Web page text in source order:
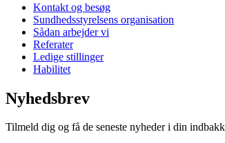
Kontakt og besøg
Sundhedsstyrelsens organisation
Sådan arbejder vi
Referater
Ledige stillinger
Habilitet
Nyhedsbrev
Tilmeld dig og få de seneste nyheder i din